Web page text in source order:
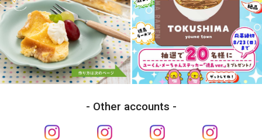
Other accounts